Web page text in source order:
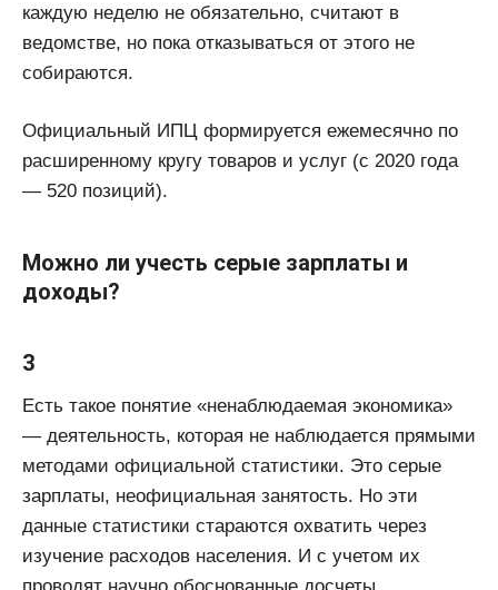
каждую неделю не обязательно, считают в
ведомстве, но пока отказываться от этого не
собираются.
Официальный ИПЦ формируется ежемесячно по
расширенному кругу товаров и услуг (с 2020 года
— 520 позиций).
Можно ли учесть серые зарплаты и
доходы?
3
Есть такое понятие «ненаблюдаемая экономика»
— деятельность, которая не наблюдается прямыми
методами официальной статистики. Это серые
зарплаты, неофициальная занятость. Но эти
данные статистики стараются охватить через
изучение расходов населения. И с учетом их